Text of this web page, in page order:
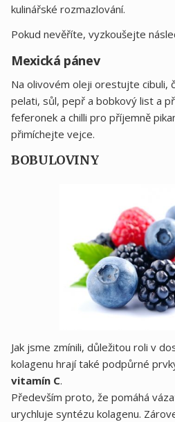
kulinářské rozmazlování.
Pokud nevěříte, vyzkoušejte
Mexická pánev
Na olivovém oleji orestujte cibuli,
pelati, sůl, pepř a bobkový list a
feferonek a chilli pro příjemně
přimíchejte vejce.
BOBULOVINY
Jak jsme zmínili, důležitou roli v
kolagenu hrají také podpůrné
vitamín C.
Především proto, že pomáhá
urychluje syntézu kolagenu.